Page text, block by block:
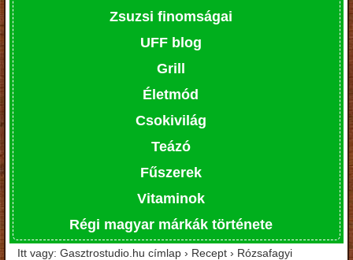
Zsuzsi finomságai
UFF blog
Grill
Életmód
Csokivilág
Teázó
Fűszerek
Vitaminok
Régi magyar márkák története
Itt vagy: Gasztrostudio.hu címlap › Recept › Rózsafagyi